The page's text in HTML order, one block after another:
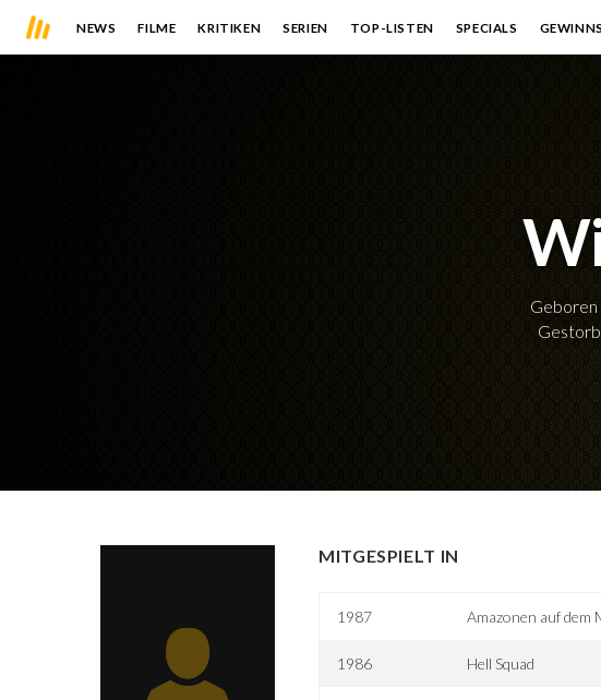
NEWS FILME KRITIKEN SERIEN TOP-LISTEN SPECIALS
Geboren
MITGESPIELT IN
1987 Amazonen auf dem
1986 Hell Squad